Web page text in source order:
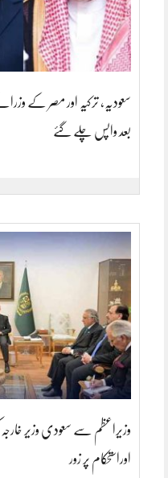
سعودیہ، ترکیہ اور مصر کے
بعد واپس چلے گئے
وزیراعظم سے سعودی وزیر
اوراستحکام پر زور